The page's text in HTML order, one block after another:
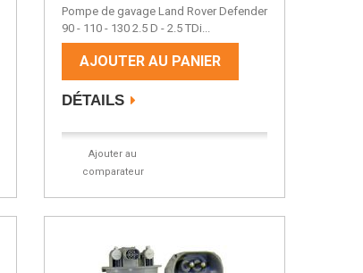
Pompe de gavage Land Rover Defender
90 - 110 - 130 2.5 D - 2.5 TDi...
AJOUTER AU PANIER
DÉTAILS
Ajouter au
comparateur